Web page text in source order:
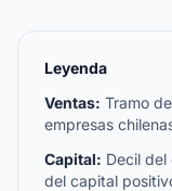
Leyenda
Ventas: Tramo
empresas
Capital: Decil
del capital